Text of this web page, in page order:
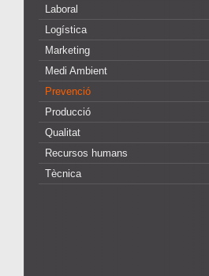
Laboral
Logística
Marketing
Medi Ambient
Prevenció
Producció
Qualitat
Recursos humans
Tècnica